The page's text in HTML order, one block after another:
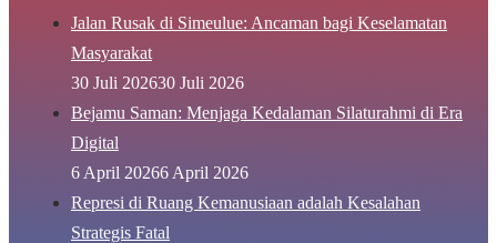
Jalan Rusak di Simeulue: Ancaman bagi Keselamatan
Masyarakat
30 Juli 202630 Juli 2026
Bejamu Saman: Menjaga Kedalaman Silaturahmi di Era
Digital
6 April 20266 April 2026
Represi di Ruang Kemanusiaan adalah Kesalahan
Strategis Fatal